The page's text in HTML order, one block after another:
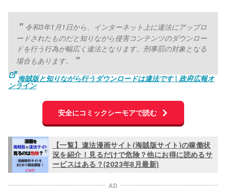
令和3年1月1日から、インターネット上に違法にアップロ
ードされたものだと知りながら侵害コンテンツのダウンロー
ドを行う行為が幅広く違法となります。刑事罰の対象となる
場合もあります。
海賊版と知りながら行うダウンロードは違法です | 政府広報オ
ンライン
安全にコミックシーモアで読む
【一覧】違法漫画サイト(海賊版サイト)の稼働状
況を紹介！見るだけで危険？他にお得に読めるサ
ービスはある？(2023年8月最新)
AD